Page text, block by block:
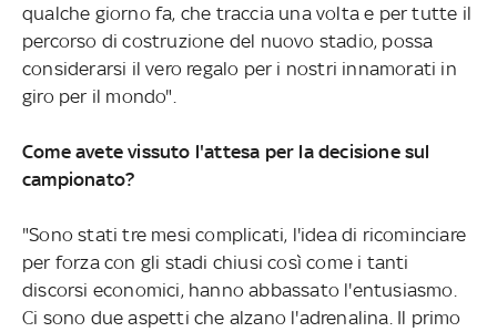
qualche giorno fa, che traccia una volta e per tutte il
percorso di costruzione del nuovo stadio, possa
considerarsi il vero regalo per i nostri innamorati in
giro per il mondo".
Come avete vissuto l'attesa per la decisione sul
campionato?
"Sono stati tre mesi complicati, l'idea di ricominciare
per forza con gli stadi chiusi così come i tanti
discorsi economici, hanno abbassato l'entusiasmo.
Ci sono due aspetti che alzano l'adrenalina. Il primo